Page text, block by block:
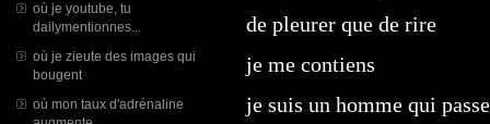
où je youtube, tu
dailymentionnes...
où je zieute des images qui
bougent
où mon taux d'adrénaline
de pleurer que de rire
je me contiens
je suis un homme qui